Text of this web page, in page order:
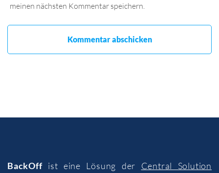
meinen nächsten Kommentar speichern.
BackOffist eine Lösung der Central Solution